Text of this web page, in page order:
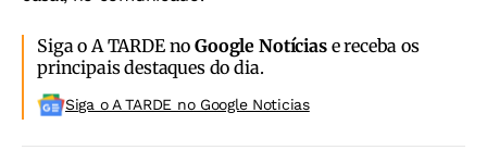
Siga o A TARDE noGoogle Notíciase receba os
principais destaques do dia.
Siga o A TARDE no Google Noticias